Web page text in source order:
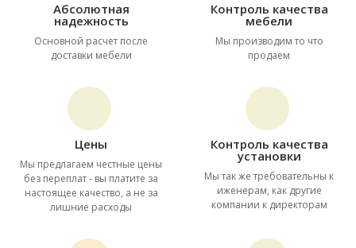
Абсолютная
надежность
Основной расчет после
доставки мебели
Контроль качества
мебели
Мы производим то что
продаем
Цены
Мы предлагаем честные цены
без переплат - вы платите за
настоящее качество, а не за
лишние расходы
Контроль качества
установки
Мы так же требовательны к
иженерам, как другие
компании к директорам